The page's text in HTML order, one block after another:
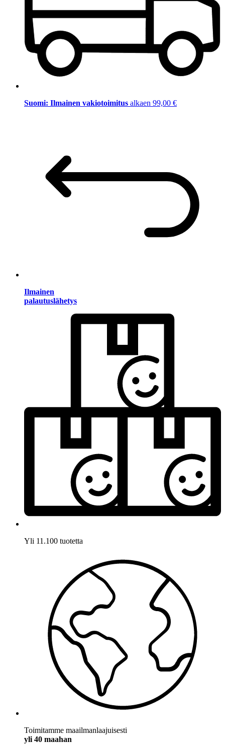
Suomi: Ilmainen vakiotoimitus alkaen 99,00 €
Ilmainen
palautuslähetys
Yli 11.100 tuotetta
Toimitamme maailmanlaajuisesti
yli 40 maahan